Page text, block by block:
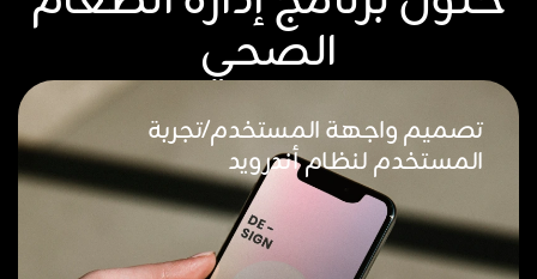
الصحي
تصميم واجهة المستخدم/تجربة
المستخدم لنظام أندرويد